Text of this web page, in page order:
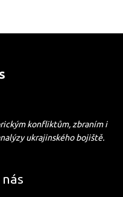
konfliktům, zbraním i
ukrajinského bojiště.